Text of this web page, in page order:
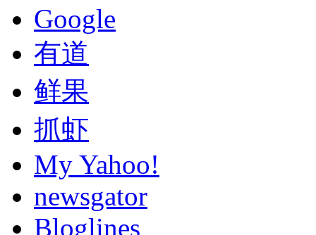
Google
有道
鲜果
抓虾
My Yahoo!
newsgator
Bloglines